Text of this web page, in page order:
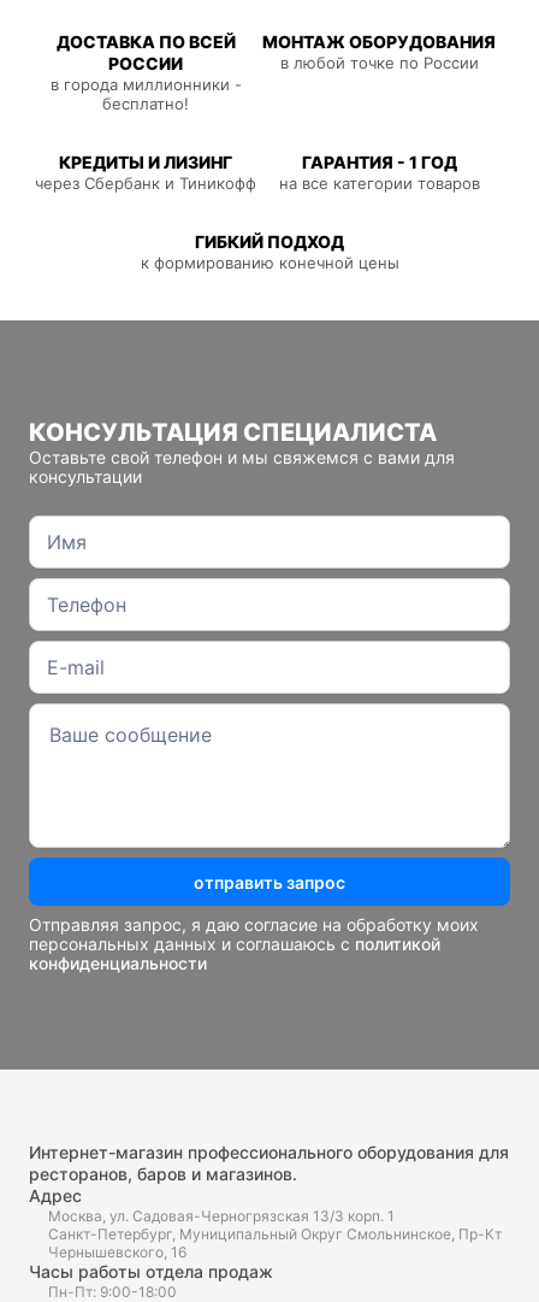
ДОСТАВКА ПО ВСЕЙ
РОССИИ
в города миллионники -
бесплатно!
МОНТАЖ ОБОРУДОВАНИЯ
в любой точке по России
КРЕДИТЫ И ЛИЗИНГ
через Сбербанк и Тиникофф
ГАРАНТИЯ - 1 ГОД
на все категории товаров
ГИБКИЙ ПОДХОД
к формированию конечной цены
КОНСУЛЬТАЦИЯ СПЕЦИАЛИСТА
Оставьте свой телефон и мы свяжемся с вами для
консультации
отправить запрос
Отправляя запрос, я даю согласие на обработку моих
персональных данных и соглашаюсь с политикой
конфиденциальности
Интернет-магазин профессионального оборудования для
ресторанов, баров и магазинов.
Адрес
Москва, ул. Садовая-Черногрязская 13/3 корп. 1
Санкт-Петербург, Муниципальный Округ Смольнинское, Пр-Кт
Чернышевского, 16
Часы работы отдела продаж
Пн-Пт: 9:00-18:00